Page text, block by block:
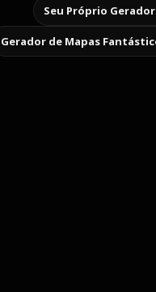
Seu Próprio
Gerador de Mapas